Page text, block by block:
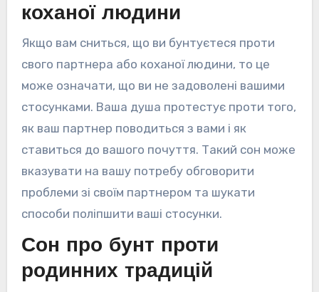
коханої людини
Якщо вам сниться, що ви бунтуєтеся проти
свого партнера або коханої людини, то це
може означати, що ви не задоволені вашими
стосунками. Ваша душа протестує проти того,
як ваш партнер поводиться з вами і як
ставиться до вашого почуття. Такий сон може
вказувати на вашу потребу обговорити
проблеми зі своїм партнером та шукати
способи поліпшити ваші стосунки.
Сон про бунт проти
родинних традицій